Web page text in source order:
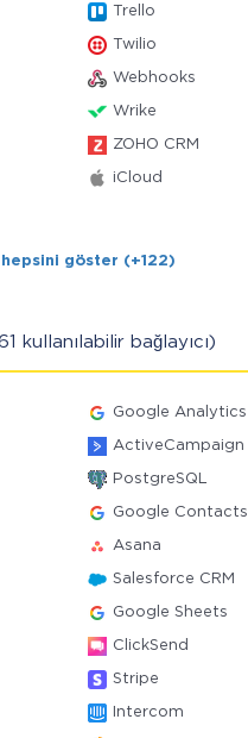
Trello
Twilio
Webhooks
Wrike
ZOHO CRM
iCloud
hepsini göster (+122)
kullanılabilir bağlayıcı)
Google Analytics
ActiveCampaign
PostgreSQL
Google Contacts
Asana
Salesforce CRM
Google Sheets
ClickSend
Stripe
Intercom